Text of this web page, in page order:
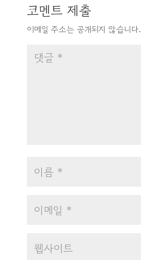
코멘트 제출
이메일 주소는 공개되지 않습니다.